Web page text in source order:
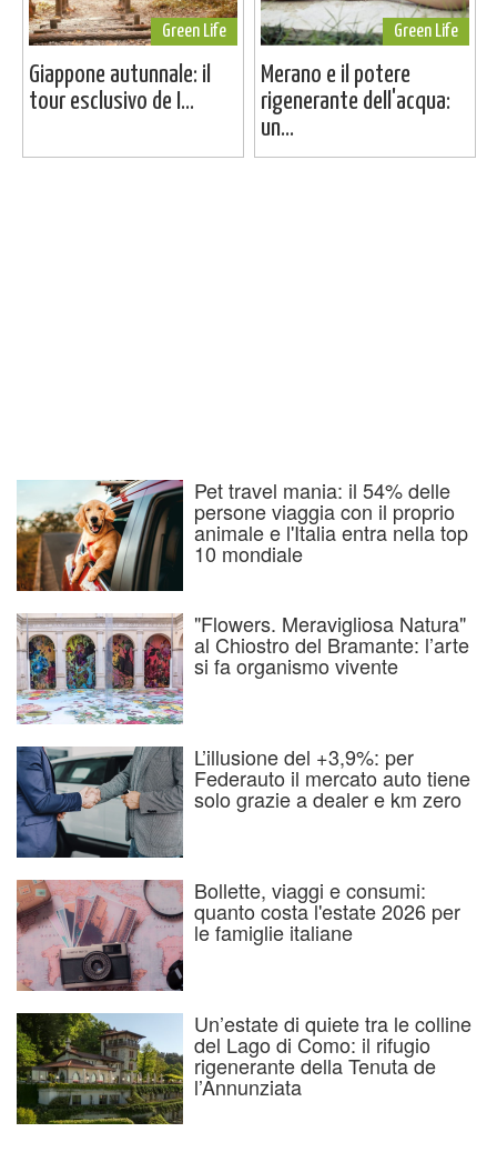
Green Life
Giappone autunnale: il
tour esclusivo de I...
Green Life
Merano e il potere
rigenerante dell'acqua:
un...
Pet travel mania: il 54% delle
persone viaggia con il proprio
animale e l'Italia entra nella top
10 mondiale
"Flowers. Meravigliosa Natura"
al Chiostro del Bramante: l’arte
si fa organismo vivente
L’illusione del +3,9%: per
Federauto il mercato auto tiene
solo grazie a dealer e km zero
Bollette, viaggi e consumi:
quanto costa l'estate 2026 per
le famiglie italiane
Un’estate di quiete tra le colline
del Lago di Como: il rifugio
rigenerante della Tenuta de
l’Annunziata